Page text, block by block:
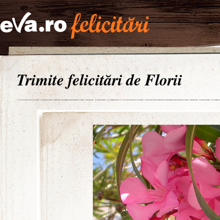
Trimite felicitări de Florii